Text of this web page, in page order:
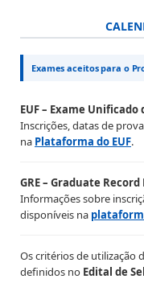
Exames aceitos para o
EUF – Exame Unificado
Inscrições, datas de
na Plataforma do EUF.
GRE – Graduate
Informações sobre
disponíveis na
Os critérios de utilização
definidos no Edital de